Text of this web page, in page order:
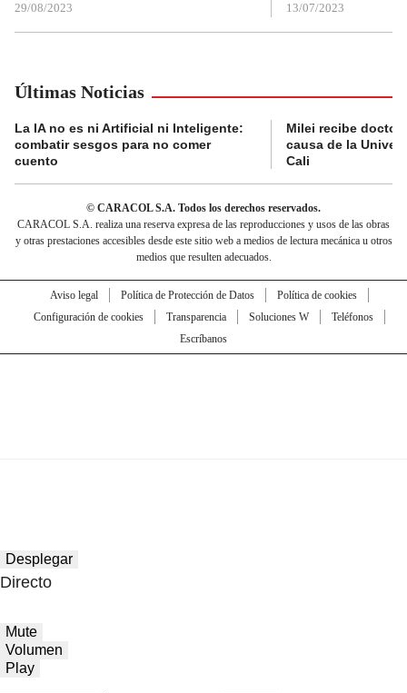
29/08/2023 13/07/2023
Últimas Noticias
La IA no es ni Artificial ni Inteligente:
combatir sesgos para no comer
cuento
Milei recibe
causa de la
Cali
© CARACOL S.A. Todos los derechos reservados.
CARACOL S.A. realiza una reserva expresa de las reproducciones y usos de las obras
y otras prestaciones accesibles desde este sitio web a medios de lectura mecánica u otros
medios que resulten adecuados.
Aviso legal Política de Protección de Datos
Política de cookies
Configuración de cookies
Transparencia Soluciones W
Teléfonos
Escríbanos
Desplegar
Directo
Mute
Volumen
Play